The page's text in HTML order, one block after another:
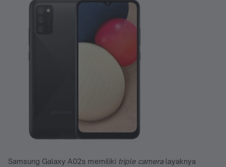
Samsung Galaxy A02s memiliki triple camera layaknya